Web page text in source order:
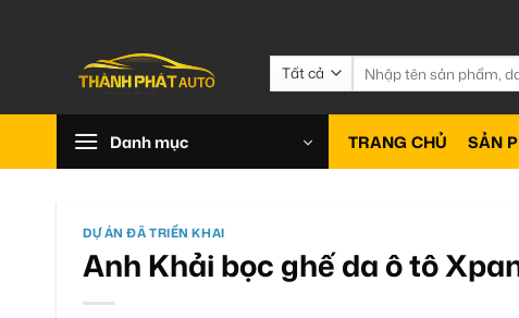
Tìm
kiếm:
Danh mục TRANG CHỦ SẢN
DỰ ÁN ĐÃ TRIỂN KHAI
Anh Khải bọc ghế da ô tô